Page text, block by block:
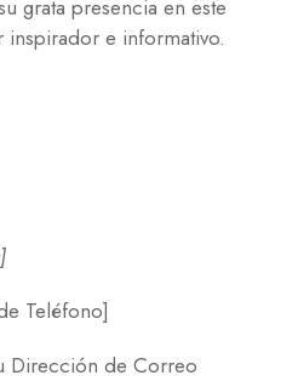
grata presencia en este
e informativo.
Teléfono]
Dirección de Correo